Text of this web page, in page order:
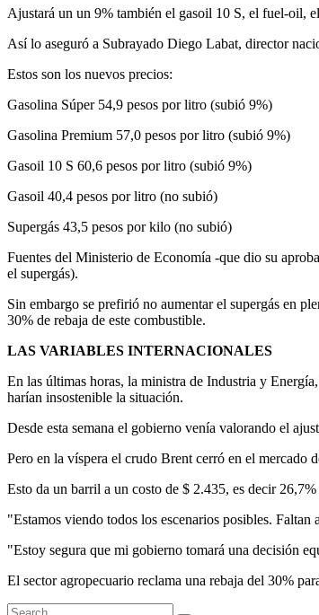
Ajustará un un 9% también el gasoil 10 S, el fuel-oil,
Así lo aseguró a Subrayado Diego Labat, director
Estos son los nuevos precios:
Gasolina Súper 54,9 pesos por litro (subió 9%)
Gasolina Premium 57,0 pesos por litro (subió 9%)
Gasoil 10 S 60,6 pesos por litro (subió 9%)
Gasoil 40,4 pesos por litro (no subió)
Supergás 43,5 pesos por kilo (no subió)
Fuentes del Ministerio de Economía -que dio su
el supergás).
Sin embargo se prefirió no aumentar el supergás en
30% de rebaja de este combustible.
LAS VARIABLES INTERNACIONALES
En las últimas horas, la ministra de Industria y
harían insostenible la situación.
Desde esta semana el gobierno venía valorando el
Pero en la víspera el crudo Brent cerró en el
Esto da un barril a un costo de $ 2.435, es decir
"Estamos viendo todos los escenarios posibles.
"Estoy segura que mi gobierno tomará una decisión
El sector agropecuario reclama una rebaja del 30%